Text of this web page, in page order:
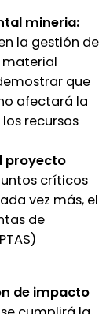
mineria:
la gestión de
material
que
afectará la
recursos
proyecto
críticos
vez más, el
de
de impacto